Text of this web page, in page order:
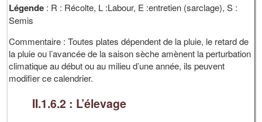
Légende : R : Récolte, L :Labour, E :entretien (sarclage), S :
Semis
Commentaire : Toutes plates dépendent de la pluie, le retard de
la pluie ou l’avancée de la saison sèche amènent la perturbation
climatique au début ou au milieu d’une année, ils peuvent
modifier ce calendrier.
II.1.6.2 : L’élevage